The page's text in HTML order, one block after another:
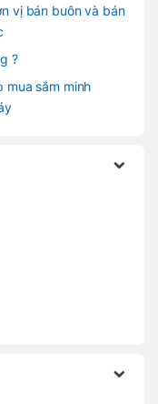
vị bán buôn và bán
?
mua sắm minh